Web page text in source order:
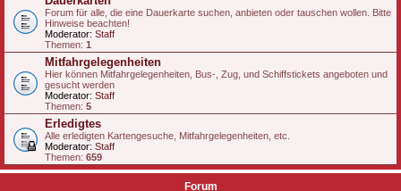
Forum für alle, die eine Dauerkarte suchen, anbieten oder tauschen wollen. Bitte
Hinweise beachten!
Moderator: Staff
Themen: 1
Mitfahrgelegenheiten
Hier können Mitfahrgelegenheiten, Bus-, Zug, und Schiffstickets angeboten und
gesucht werden
Moderator: Staff
Themen: 5
Erledigtes
Alle erledigten Kartengesuche, Mitfahrgelegenheiten, etc.
Moderator: Staff
Themen: 659
Forum